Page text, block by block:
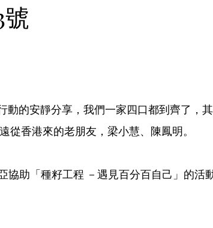
動的安靜分享，我們一家四口都到齊了，
從香港來的老朋友，梁小慧、陳鳳明。
協助「種籽工程 －遇見百分百自己」的活